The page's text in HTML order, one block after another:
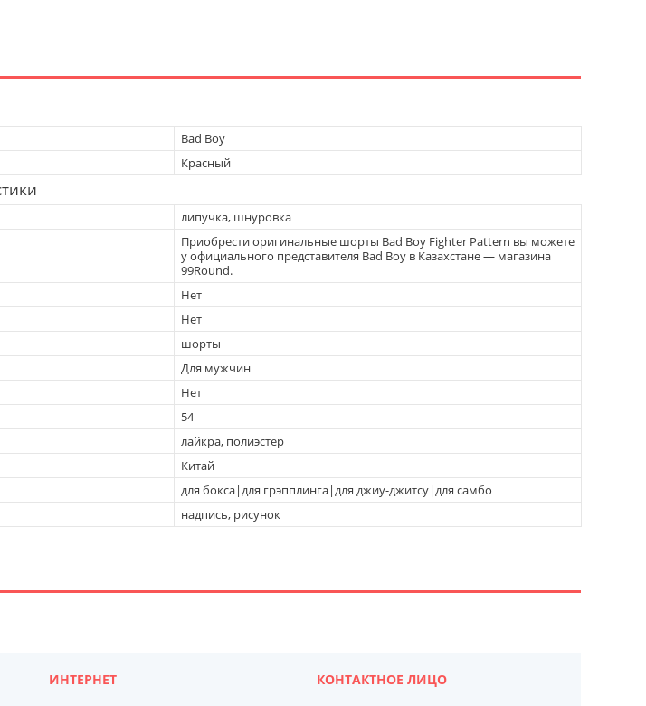
Bad Boy
Красный
липучка, шнуровка
Приобрести оригинальные шорты Bad Boy Fighter Pattern вы можете
у официального представителя Bad Boy в Казахстане — магазина
99Round.
Нет
Нет
шорты
Для мужчин
Нет
54
лайкра, полиэстер
Китай
для бокса|для грэпплинга|для джиу-джитсу|для самбо
надпись, рисунок